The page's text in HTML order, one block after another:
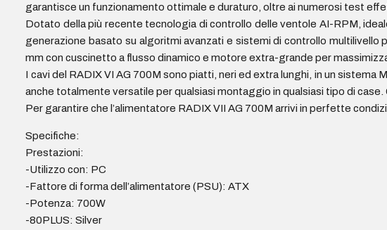
garantisce un funzionamento ottimale e duraturo, oltre ai numerosi test
Dotato della più recente tecnologia di controllo delle ventole AI-RPM,
generazione basato su algoritmi avanzati e sistemi di controllo multilivello
mm con cuscinetto a flusso dinamico e motore extra-grande per
I cavi del RADIX VI AG 700M sono piatti, neri ed extra lunghi, in un
anche totalmente versatile per qualsiasi montaggio in qualsiasi tipo di
Per garantire che l’alimentatore RADIX VII AG 700M arrivi in perfette
Specifiche:
Prestazioni:
-Utilizzo con: PC
-Fattore di forma dell’alimentatore (PSU): ATX
-Potenza: 700W
-80PLUS: Silver